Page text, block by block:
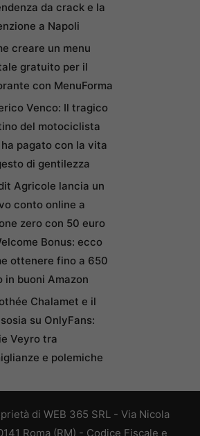
da crack e la
a Napoli
creare un menu
gratuito per il
con MenuForma
Venco: Il tragico
del motociclista
pagato con la vita
di gentilezza
Agricole lancia un
conto online a
zero con 50 euro
Bonus: ecco
ottenere fino a 650
in buoni Amazon
Chalamet e il
su OnlyFans:
Veyro tra
e polemiche
di WEB 365 SRL - Via Nicola
Roma (RM) - Codice Fiscale e